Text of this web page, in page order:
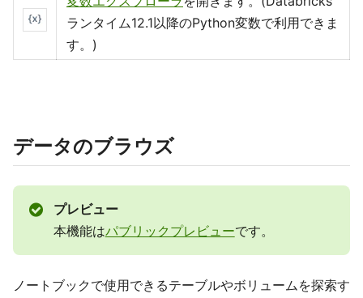
ランタイム12.1以降のPython変数で利用できま
す。)
データのブラウズ
プレビュー
本機能はパブリックプレビューです。
ノートブックで使用できるテーブルやボリュームを探索す